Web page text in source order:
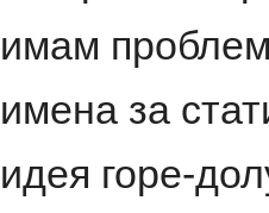
имам
имена за
идея горе-